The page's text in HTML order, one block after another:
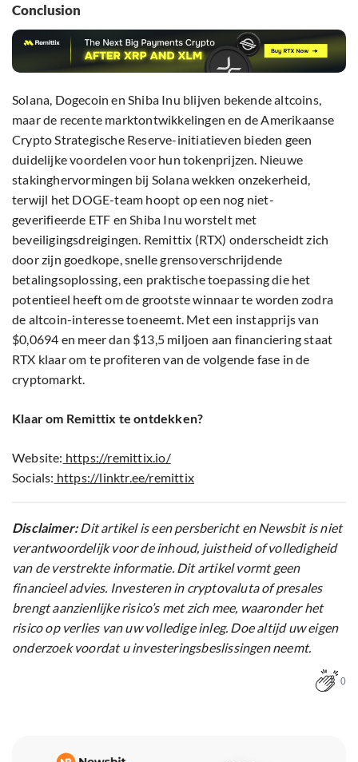
Conclusion
Solana, Dogecoin en Shiba Inu blijven bekende altcoins,
maar de recente marktontwikkelingen en de Amerikaanse
Crypto Strategische Reserve-initiatieven bieden geen
duidelijke voordelen voor hun tokenprijzen. Nieuwe
stakinghervormingen bij Solana wekken onzekerheid,
terwijl het DOGE-team hoopt op een nog niet-
geverifieerde ETF en Shiba Inu worstelt met
beveiligingsdreigingen. Remittix (RTX) onderscheidt zich
door zijn goedkope, snelle grensoverschrijdende
betalingsoplossing, een praktische toepassing die het
potentieel heeft om de grootste winnaar te worden zodra
de altcoin-interesse toeneemt. Met een instapprijs van
$0,0694 en meer dan $13,5 miljoen aan financiering staat
RTX klaar om te profiteren van de volgende fase in de
cryptomarkt.
Klaar om Remittix te ontdekken?
Website: https://remittix.io/
Socials: https://linktr.ee/remittix
Disclaimer:Dit artikel is een persbericht en Newsbit is niet
verantwoordelijk voor de inhoud, juistheid of volledigheid
van de verstrekte informatie. Dit artikel vormt geen
financieel advies. Investeren in cryptovaluta of presales
brengt aanzienlijke risico’s met zich mee, waaronder het
risico op verlies van uw volledige inleg. Doe altijd uw eigen
onderzoek voordat u investeringsbeslissingen neemt.
0